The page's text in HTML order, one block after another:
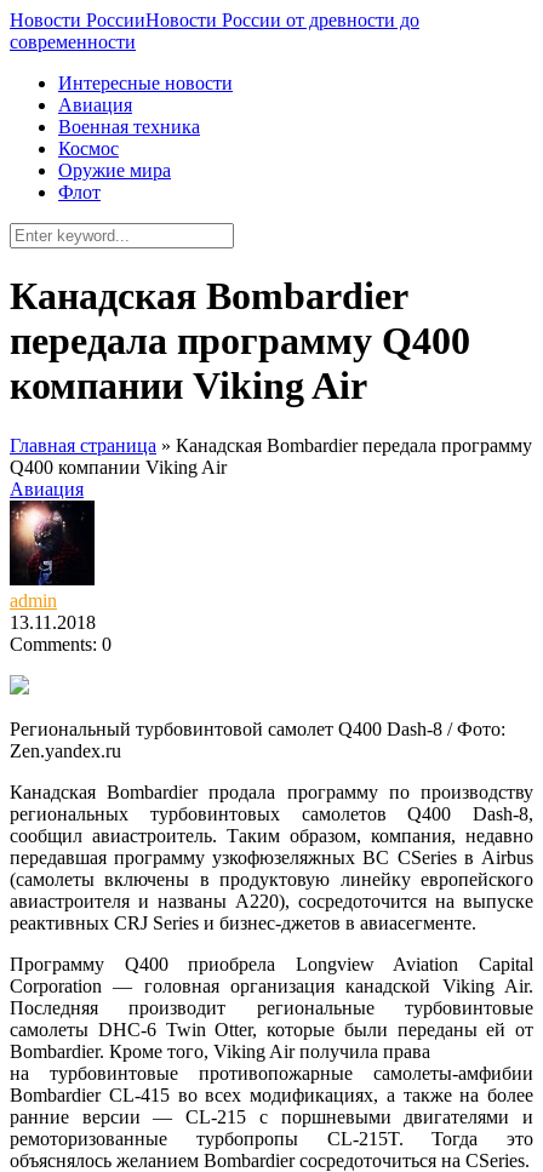
Новости РоссииНовости России от древности до
современности
Интересные новости
Авиация
Военная техника
Космос
Оружие мира
Флот
Канадская Bombardier
передала программу Q400
компании Viking Air
Главная страница » Канадская Bombardier передала программу
Q400 компании Viking Air
Авиация
admin
13.11.2018
Comments: 0
Региональный турбовинтовой самолет Q400 Dash-8 / Фото:
Zen.yandex.ru
Канадская Bombardier продала программу по производству
региональных турбовинтовых самолетов Q400 Dash-8,
сообщил авиастроитель. Таким образом, компания, недавно
передавшая программу узкофюзеляжных ВС CSeries в Airbus
(самолеты включены в продуктовую линейку европейского
авиастроителя и названы А220), сосредоточится на выпуске
реактивных CRJ Series и бизнес-джетов в авиасегменте.
Программу Q400 приобрела Longview Aviation Capital
Corporation — головная организация канадской Viking Air.
Последняя производит региональные турбовинтовые
самолеты DHC-6 Twin Otter, которые были переданы ей от
Bombardier. Кроме того, Viking Air получила права
на турбовинтовые противопожарные самолеты-амфибии
Bombardier CL-415 во всех модификациях, а также на более
ранние версии — CL-215 с поршневыми двигателями и
ремоторизованные турбопропы CL-215T. Тогда это
объяснялось желанием Bombardier сосредоточиться на CSeries.